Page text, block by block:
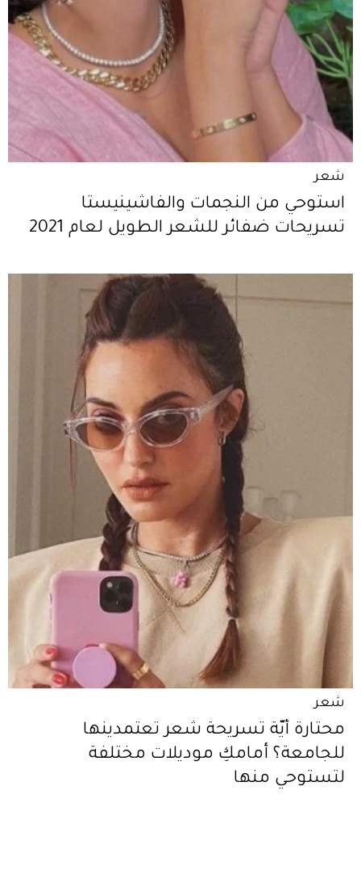
شعر
استوحي من النجمات والفاشينيستا
تسريحات ضفائر للشعر الطويل لعام 2021
شعر
محتارة أيّة تسريحة شعر تعتمدينها
للجامعة؟ أمامكِ موديلات مختلفة
لتستوحي منها